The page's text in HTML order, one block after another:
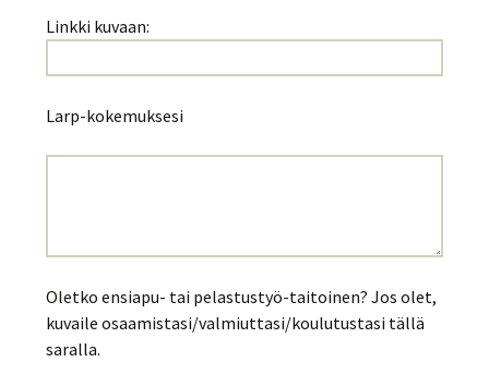
Linkki kuvaan:
Larp-kokemuksesi
Oletko ensiapu- tai pelastustyö-taitoinen? Jos olet,
kuvaile osaamistasi/valmiuttasi/koulutustasi tällä
saralla.